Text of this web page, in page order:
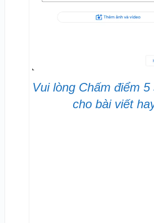
Vui lòng Chấm điểm
cho bài viết